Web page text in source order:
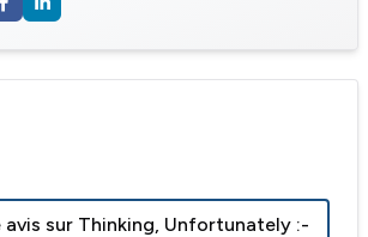
avis sur Thinking, Unfortunately :-